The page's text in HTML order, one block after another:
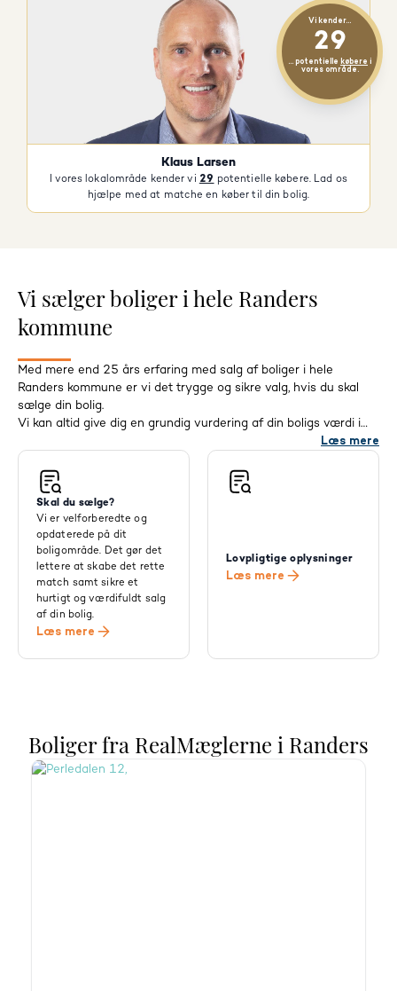
Vi kender...
29
... potentielle købere i
vores område.
Klaus Larsen
I vores lokalområde kender vi 29 potentielle købere. Lad os
hjælpe med at matche en køber til din bolig.
Vi sælger boliger i hele Randers
kommune
Med mere end 25 års erfaring med salg af boliger i hele
Randers kommune er vi det trygge og sikre valg, hvis du skal
sælge din bolig.
Vi kan altid give dig en grundig vurdering af din boligs værdi i
det nuværende boligmarked. Det er helt gratis og uforpligtende.
Læs mere
Skal du sælge?
Vi er velforberedte og
opdaterede på dit
boligområde. Det gør det
lettere at skabe det rette
match samt sikre et
hurtigt og værdifuldt salg
af din bolig.
Læs mere
Lovpligtige oplysninger
Læs mere
Boliger fra RealMæglerne i Randers